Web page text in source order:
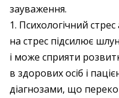
зауваження.
1. Психологічний
на стрес підсилює
і може сприяти
в здорових осіб і
діагнозами, що